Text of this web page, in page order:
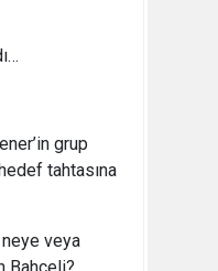
grup
tahtasına
veya